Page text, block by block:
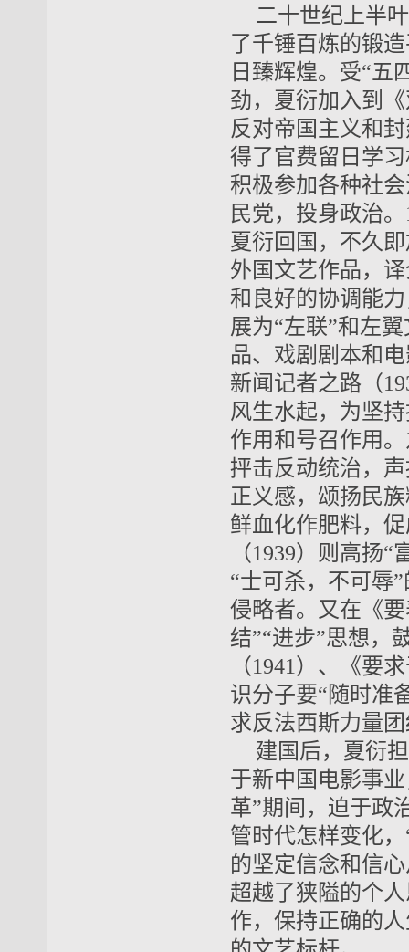
二十世纪上半
了千锤百炼的锻
日臻辉煌。受“五
劲，夏衍加入到
反对帝国主义和
得了官费留日学
积极参加各种社
民党，投身政治
夏衍回国，不久
外国文艺作品，
和良好的协调能
展为“左联”和左
品、戏剧剧本和
新闻记者之路（
风生水起，为坚
作用和号召作用
抨击反动统治，
正义感，颂扬民
鲜血化作肥料，
（1939）则高扬
“士可杀，不可辱
侵略者。又在《
结”“进步”思想，
（1941）、《要
识分子要“随时准
求反法西斯力量
建国后，夏衍
于新中国电影事
革”期间，迫于政
管时代怎样变化
的坚定信念和信
超越了狭隘的个
作，保持正确的